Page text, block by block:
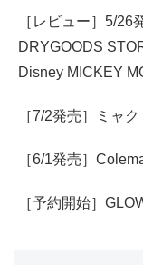
［レビュー］5/26
DRYGOODS
Disney MICKEY
［7/2発売］ミャ
［6/1発売］
［予約開始］